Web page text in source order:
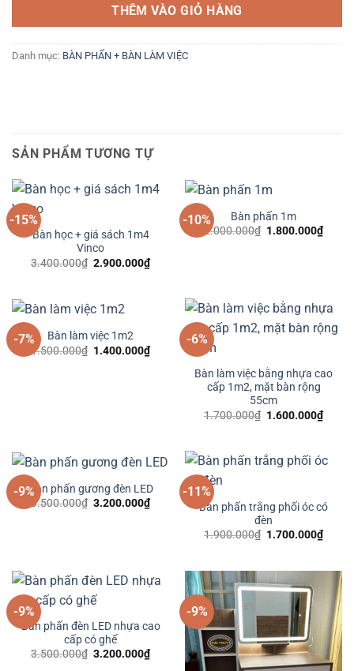
THÊM VÀO GIỎ HÀNG
Danh mục: BÀN PHẤN + BÀN LÀM VIỆC
SẢN PHẨM TƯƠNG TỰ
-15%
Bàn học + giá sách 1m4
Vinco
3.400.000₫ Giá
2.900.000₫Giá
hiện
2.900.000₫.
-10%
Bàn phấn 1m
2.000.000₫ Giá
1.800.000₫Giá
hiện
-7%
Bàn làm việc 1m2
1.500.000₫ Giá
1.400.000₫Giá
hiện
1.400.000₫.
-6%
Bàn làm việc bằng nhựa cao
cấp 1m2, mặt bàn rộng
55cm
1.700.000₫ Giá
1.600.000₫Giá
hiện
-9%Bàn phấn gương đèn LED
3.500.000₫ Giá
3.200.000₫Giá
hiện
-11%
Bàn phấn trắng phối óc có
đèn
1.900.000₫ Giá
1.700.000₫Giá
hiện
-9%
Bàn phấn đèn LED nhựa cao
cấp có ghế
3.500.000₫ Giá
3.200.000₫Giá
hiện
-9%